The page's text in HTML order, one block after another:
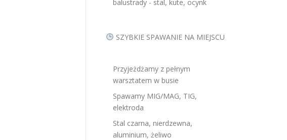
balustrady - stal, kute, ocynk
SZYBKIE SPAWANIE NA MIEJSCU
Przyjeżdżamy z pełnym
warsztatem w busie
Spawamy MIG/MAG, TIG,
elektroda
Stal czarna, nierdzewna,
aluminium, żeliwo